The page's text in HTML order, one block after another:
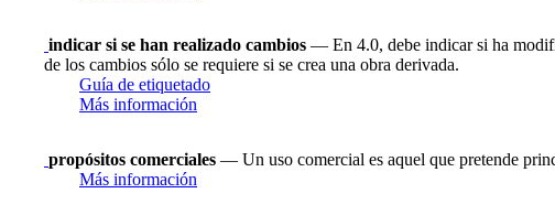
indicar si se han realizado cambios — En 4.0, debe indicar si ha
de los cambios sólo se requiere si se crea una obra derivada.
Guía de etiquetado
Más información
propósitos comerciales — Un uso comercial es aquel que pretende
Más información